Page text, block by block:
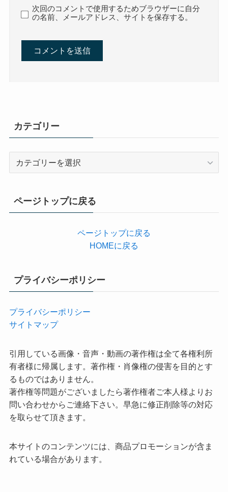
次回のコメントで使用するためブラウザーに自分
の名前、メールアドレス、サイトを保存する。
カテゴリー
ページトップに戻る
ページトップに戻る
HOMEに戻る
プライバシーポリシー
プライバシーポリシー
サイトマップ
引用している画像・音声・動画の著作権は全て各権利所
有者様に帰属します。著作権・肖像権の侵害を目的とす
るものではありません。
著作権等問題がございましたら著作権者ご本人様よりお
問い合わせからご連絡下さい。早急に修正削除等の対応
を取らせて頂きます。
本サイトのコンテンツには、商品プロモーションが含ま
れている場合があります。